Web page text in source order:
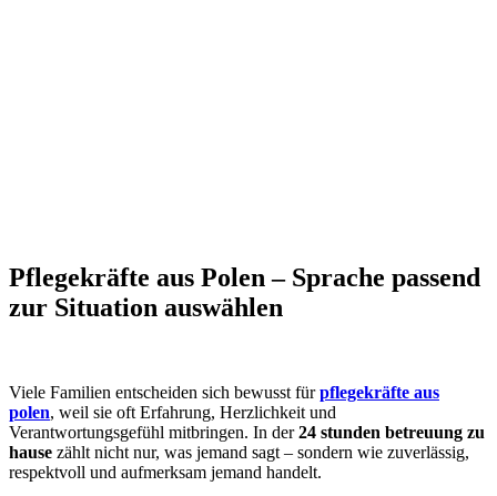
Pflegekräfte aus Polen – Sprache passend
zur Situation auswählen
Viele Familien entscheiden sich bewusst fürpflegekräfte aus
polen, weil sie oft Erfahrung, Herzlichkeit und
Verantwortungsgefühl mitbringen. In der24 stunden betreuung zu
hause zählt nicht nur, was jemand sagt – sondern wie zuverlässig,
respektvoll und aufmerksam jemand handelt.